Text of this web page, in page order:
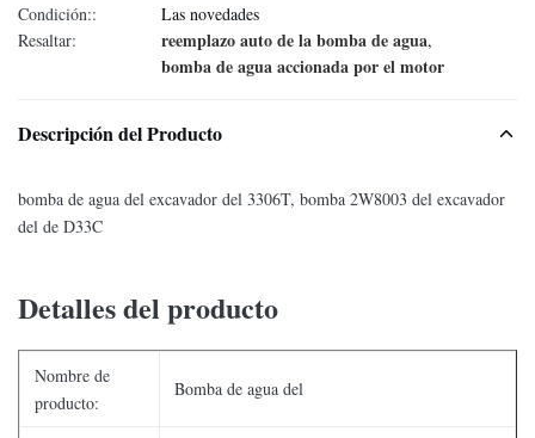
Condición::
Las novedades
Resaltar:
reemplazo auto de la bomba de agua,
bomba de agua accionada por el motor
Descripción del Producto
bomba de agua del excavador del 3306T, bomba 2W8003 del excavador
del de D33C
Detalles del producto
Nombre de
producto:
Bomba de agua del